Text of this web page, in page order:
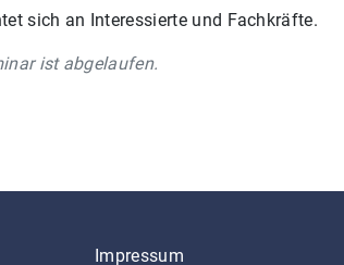
sich an Interessierte und Fachkräfte.
ist abgelaufen.
Impressum